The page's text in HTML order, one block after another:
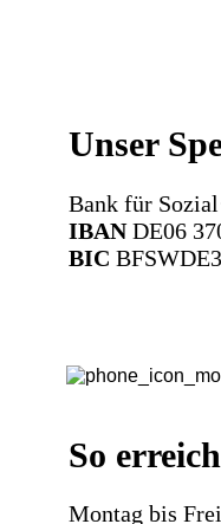
Unser
Bank für
IBANDE06
BIC
So
Montag bis